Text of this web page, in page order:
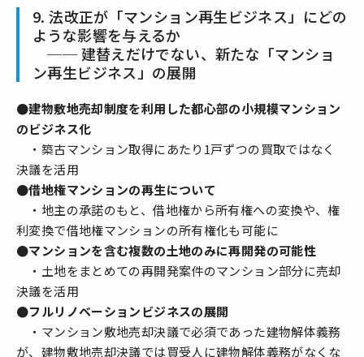
9. 法改正が「マンション再生ビジネス」にどの
ような影響を与えるか
── 建替えだけでない、新たな「マンショ
ン再生ビジネス」の展開
●建物敷地売却制度を利用した都心部の小規模マンション
のビジネス化
・築古マンション取得にあたり1戸ずつの買取ではなく
決議を活用
●借地権マンションの再生について
・地主の承諾のもと、借地権から所有権への変換や、権
利変換で借地権マンションの所有権化も可能に
●マンションを含む複数の土地のみに再開発の可能性
・土地をまとめての再開発案件のマンション部分に売却
決議を活用
●フルリノベーションビジネスの展開
・マンション敷地売却決議で必須であった建物解体義務
が、建物敷地売却決議では買受人に建物解体義務がなくな